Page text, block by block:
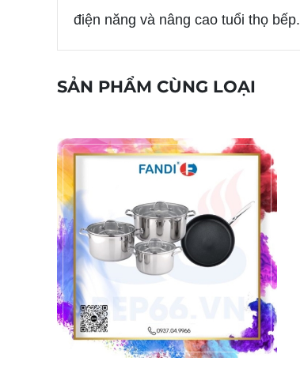
điện năng và nâng cao tuổi thọ bếp.
SẢN PHẨM CÙNG LOẠI